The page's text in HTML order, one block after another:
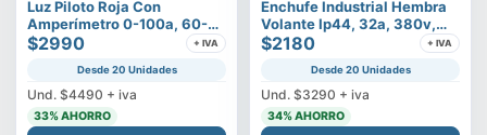
Luz Piloto Roja Con
Amperímetro 0-100a, 60-
500v
$2990 + IVA
Desde 20 Unidades
Und. $4490 + iva
33% AHORRO
Enchufe Industrial Hembra
Volante Ip44, 32a, 380v,
3p+t
$2180 + IVA
Desde 20 Unidades
Und. $3290 + iva
34% AHORRO